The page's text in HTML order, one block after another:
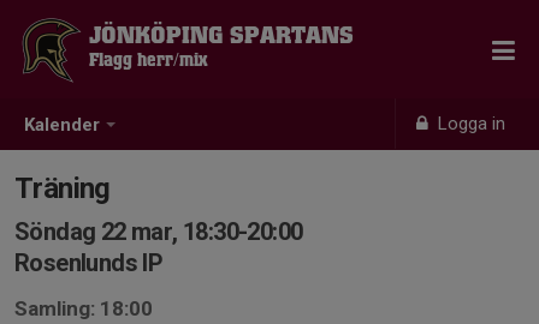
Kalender Logga in
JÖNKÖPING SPARTANS
Flagg herr/mix
Träning
Söndag 22 mar, 18:30-20:00
Rosenlunds IP
Samling: 18:00